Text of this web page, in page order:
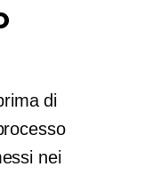
di
nei